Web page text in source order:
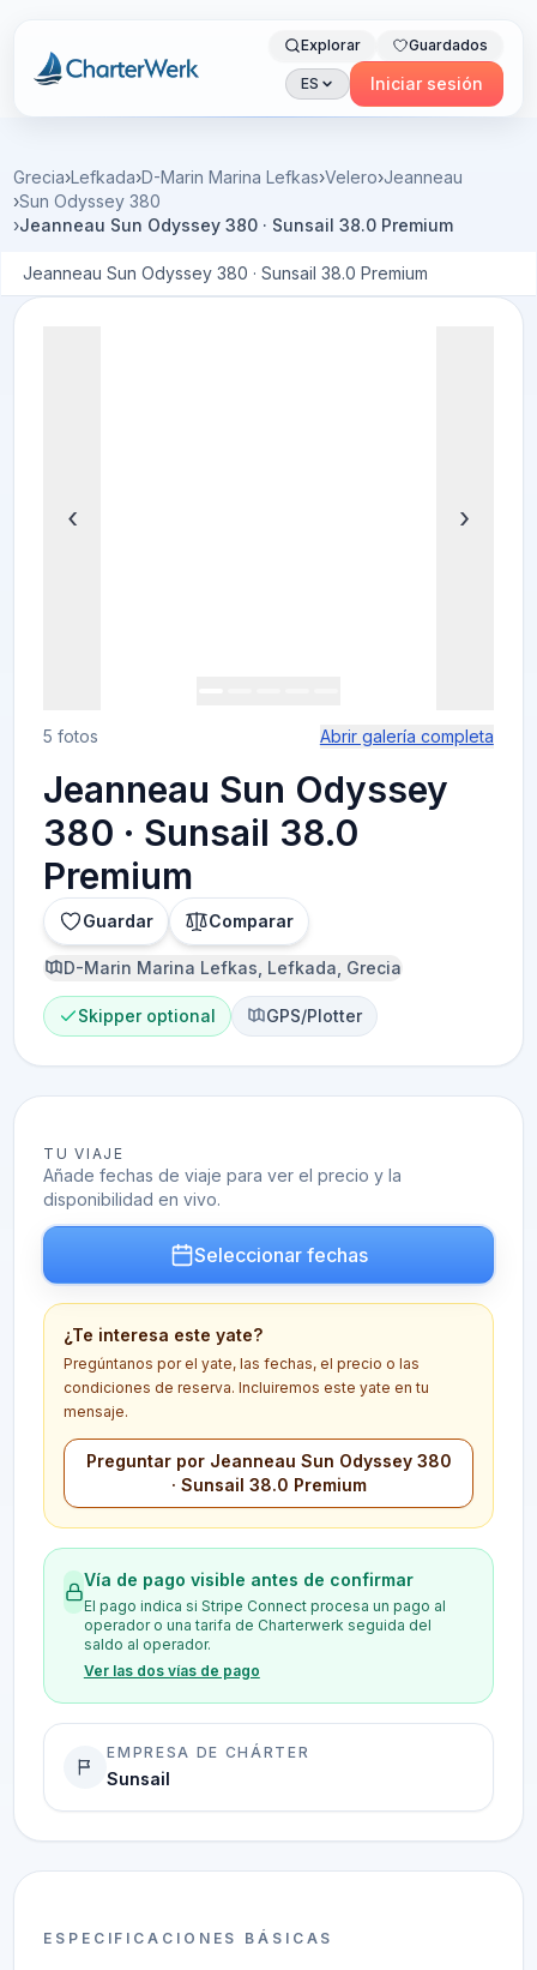
Charterwerk
Explorar Guardados
ES Iniciar sesión
Grecia›Lefkada›D-Marin Marina Lefkas›Velero›Jeanneau
›Sun Odyssey 380
›Jeanneau Sun Odyssey 380 · Sunsail 38.0 Premium
Jeanneau Sun Odyssey 380 · Sunsail 38.0 Premium
‹ ›
5 fotos Abrir galería completa
Jeanneau Sun Odyssey
380 · Sunsail 38.0
Premium
Guardar Comparar
D-Marin Marina Lefkas, Lefkada, Grecia
Skipper optional GPS/Plotter
ESPECIFICACIONES BÁSICAS
TU VIAJE
Añade fechas de viaje para ver el precio y la
disponibilidad en vivo.
Seleccionar fechas
¿Te interesa este yate?
Pregúntanos por el yate, las fechas, el precio o las
condiciones de reserva. Incluiremos este yate en tu
mensaje.
Preguntar por Jeanneau Sun Odyssey 380
· Sunsail 38.0 Premium
Vía de pago visible antes de confirmar
El pago indica si Stripe Connect procesa un pago al
operador o una tarifa de Charterwerk seguida del
saldo al operador.
Ver las dos vías de pago
EMPRESA DE CHÁRTER
Sunsail